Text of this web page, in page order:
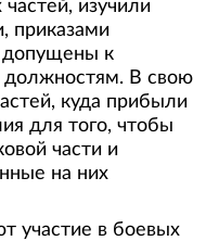
изучили
приказами
допущены к
должностям. В свою
куда прибыли
для того, чтобы
части и
на них
участие в боевых